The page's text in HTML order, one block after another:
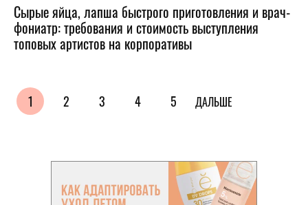
Сырые яйца, лапша быстрого приготовления и врач-
фониатр: требования и стоимость выступления
топовых артистов на корпоративы
1 2 3 4 5 ДАЛЬШЕ